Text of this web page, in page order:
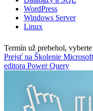
WordPress
Windows Server
Linux
Termín už prebehol,
Prejsť na Školenie
editora Power Query